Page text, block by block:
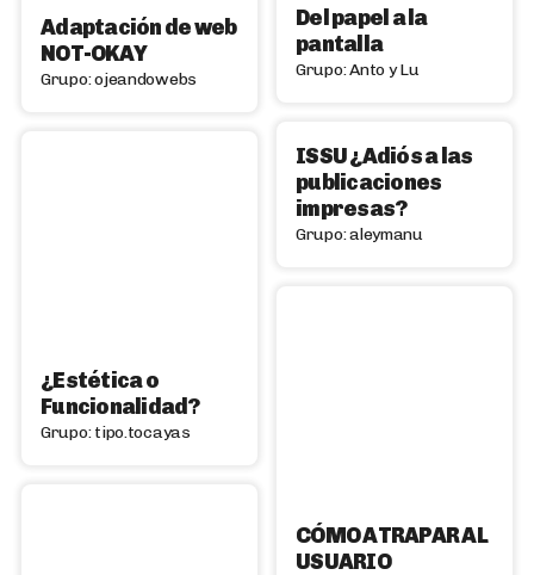
Adaptación de web
NOT-OKAY
Grupo: ojeandowebs
Del papel a la
pantalla
Grupo: Anto y Lu
ISSU ¿Adiós a las
publicaciones
impresas?
Grupo: aleymanu
¿Estética o
Funcionalidad?
Grupo: tipo.tocayas
CÓMO ATRAPAR AL
USUARIO